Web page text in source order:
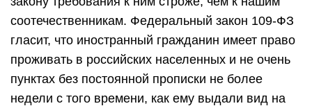
соотечественникам. Федеральный закон 109-ФЗ
гласит, что иностранный гражданин имеет право
проживать в российских населенных и не очень
пунктах без постоянной прописки не более
недели с того времени, как ему выдали вид на